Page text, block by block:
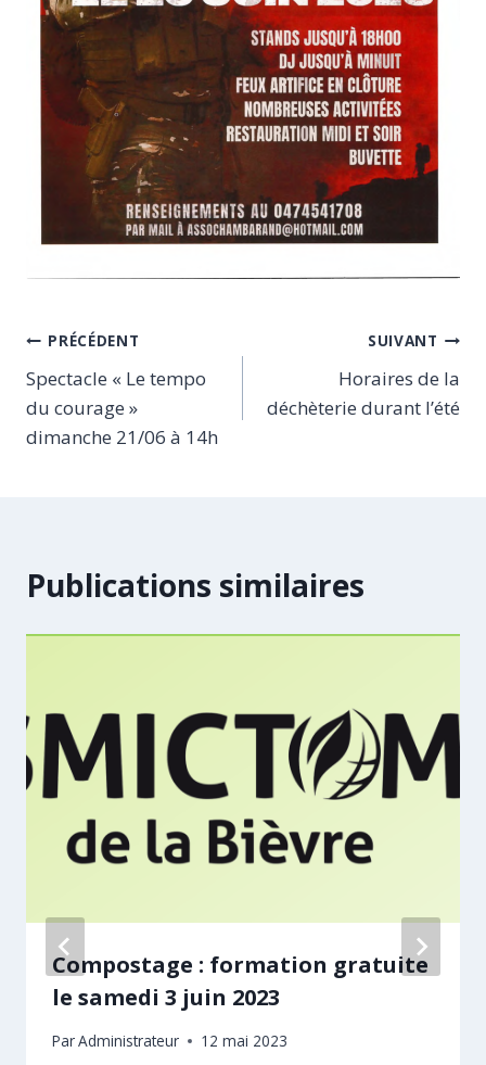
Navigation
de
l’article
PRÉCÉDENT
Spectacle « Le tempo
du courage »
dimanche 21/06 à 14h
SUIVANT
Horaires de la
déchèterie durant l’été
Publications similaires
Compostage : formation gratuite
le samedi 3 juin 2023
ParAdministrateur 12 mai 2023